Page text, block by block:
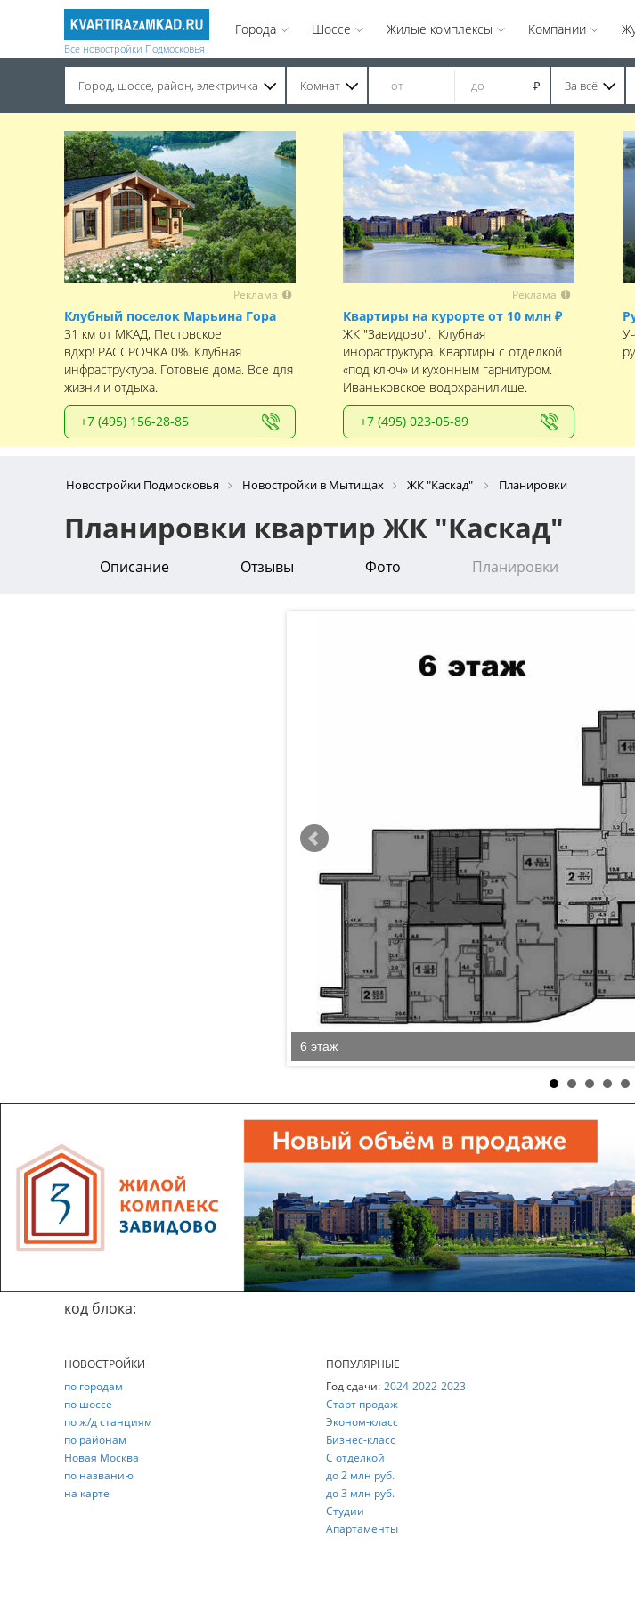
Все новостройки Подмосковья
Города Шоссе Жилые комплексы Компании
Город, шоссе, район, электричка Комнат ₽ За всё
Реклама
Клубный поселок Марьина Гора
31 км от МКАД, Пестовское
вдхр! РАССРОЧКА 0%. Клубная
инфраструктура. Готовые дома. Все для
жизни и отдыха.
+7 (495) 156-28-85
Реклама
Квартиры на курорте от 10 млн ₽
ЖК "Завидово". Клубная
инфраструктура. Квартиры с отделкой
«под ключ» и кухонным гарнитуром.
Иваньковское водохранилище.
+7 (495) 023-05-89
Новостройки Подмосковья Новостройки в Мытищах ЖК "Каскад" Планировки
Планировки квартир ЖК "Каскад"
Описание Отзывы Фото Планировки
6 этаж
код блока:
НОВОСТРОЙКИ
по городам
по шоссе
по ж/д станциям
по районам
Новая Москва
по названию
на карте
ПОПУЛЯРНЫЕ
Год сдачи: 2024 2022 2023
Старт продаж
Эконом-класс
Бизнес-класс
С отделкой
до 2 млн руб.
до 3 млн руб.
Студии
Апартаменты